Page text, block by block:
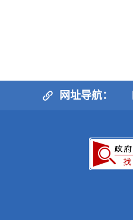
网址导航：